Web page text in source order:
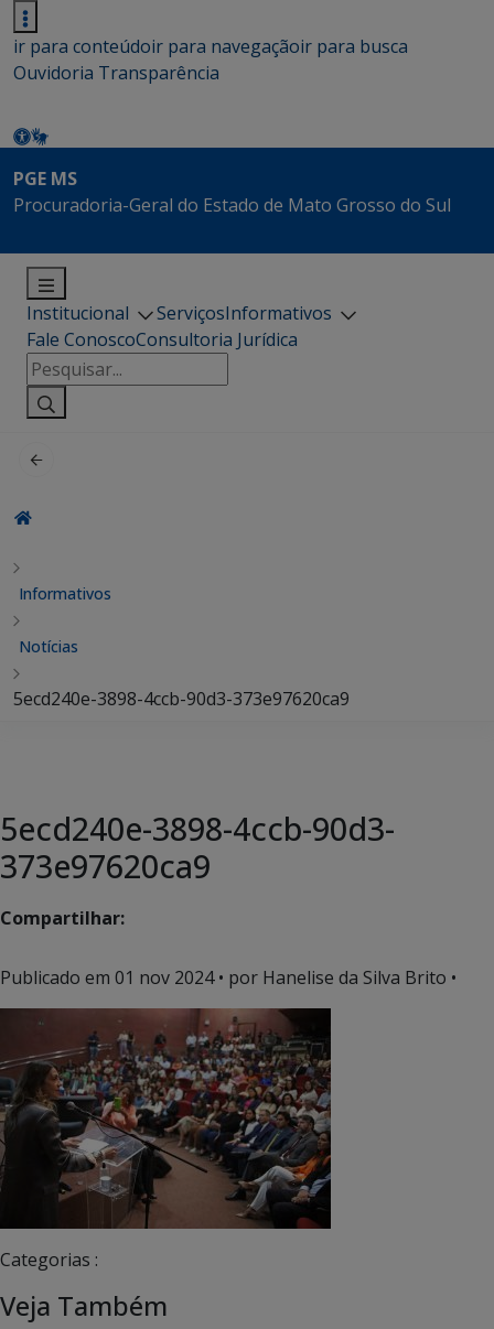
ir para conteúdoir para navegaçãoir para busca
Ouvidoria Transparência
PGE MS
Procuradoria-Geral do Estado de Mato Grosso do Sul
Institucional ServiçosInformativos
Fale ConoscoConsultoria Jurídica
Pesquisar
por:
Informativos
Notícias
5ecd240e-3898-4ccb-90d3-373e97620ca9
5ecd240e-3898-4ccb-90d3-
373e97620ca9
Compartilhar:
Publicado em 01 nov 2024• por Hanelise da Silva Brito •
Categorias :
Veja Também